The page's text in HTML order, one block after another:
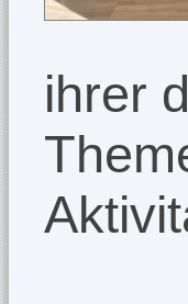
ihrer